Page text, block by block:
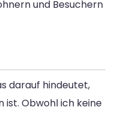
und Besuchern
darauf hindeutet,
ist. Obwohl ich keine